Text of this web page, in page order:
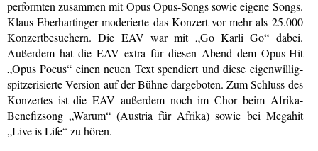
performten zusammen mit Opus Opus-Songs sowie eigene Songs.
Klaus Eberhartinger moderierte das Konzert vor mehr als 25.000
Konzertbesuchern. Die EAV war mit „Go Karli Go“ dabei.
Außerdem hat die EAV extra für diesen Abend dem Opus-Hit
„Opus Pocus“ einen neuen Text spendiert und diese eigenwillig-
spitzerisierte Version auf der Bühne dargeboten. Zum Schluss des
Konzertes ist die EAV außerdem noch im Chor beim Afrika-
Benefizsong „Warum“ (Austria für Afrika) sowie bei Megahit
„Live is Life“ zu hören.